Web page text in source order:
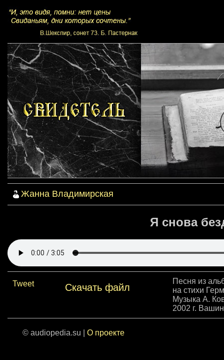
Жанна Владимирская
Я снова
Tweet Скачать файл
Песня из
на стихи
Музыка А.
2002 г.
© audiopedia.su | О проекте